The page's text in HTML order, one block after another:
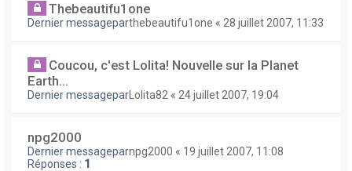
Thebeautifu1one
Dernier messageparthebeautifu1one « 28 juillet 2007, 11:33
Coucou, c'est Lolita! Nouvelle sur la Planet
Earth...
Dernier messagepar Lolita82 « 24 juillet 2007, 19:04
npg2000
Dernier messageparnpg2000 « 19 juillet 2007, 11:08
Réponses : 1